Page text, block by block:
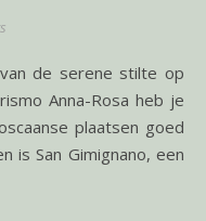
Anna-Rosa heb je
plaatsen goed
is San Gimignano, een